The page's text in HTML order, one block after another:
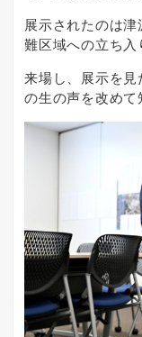
展示されたのは
難区域への立ち入
来場し、展示を
の生の声を改めて